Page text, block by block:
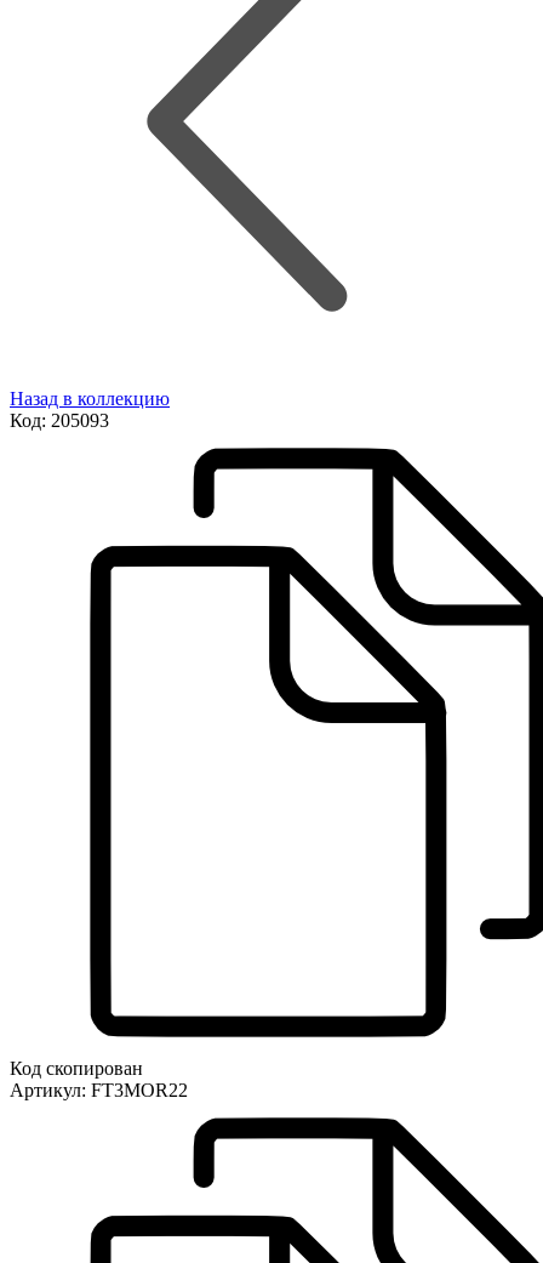
Назад в коллекцию
Код: 205093
Код скопирован
Артикул: FT3MOR22